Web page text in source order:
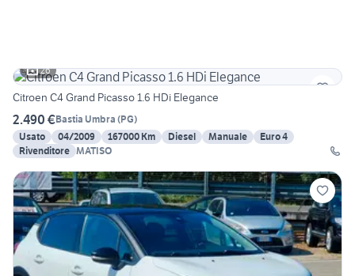
26
Citroen C4 Grand Picasso 1.6 HDi Elegance
2.490 €Bastia Umbra (PG)
Usato
04/2009 167000 Km Diesel Manuale
Euro 4
Rivenditore MATISO